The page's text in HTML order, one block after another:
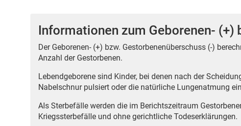
und Karten
Informationen zum Geborenen- (+)
Der Geborenen- (+) bzw. Gestorbenenüberschuss (-)
Anzahl der Gestorbenen.
Lebendgeborene sind Kinder, bei denen nach der
Nabelschnur pulsiert oder die natürliche Lungenatmung
Als Sterbefälle werden die im Berichtszeitraum
Kriegssterbefälle und ohne gerichtliche Todeserklärungen.